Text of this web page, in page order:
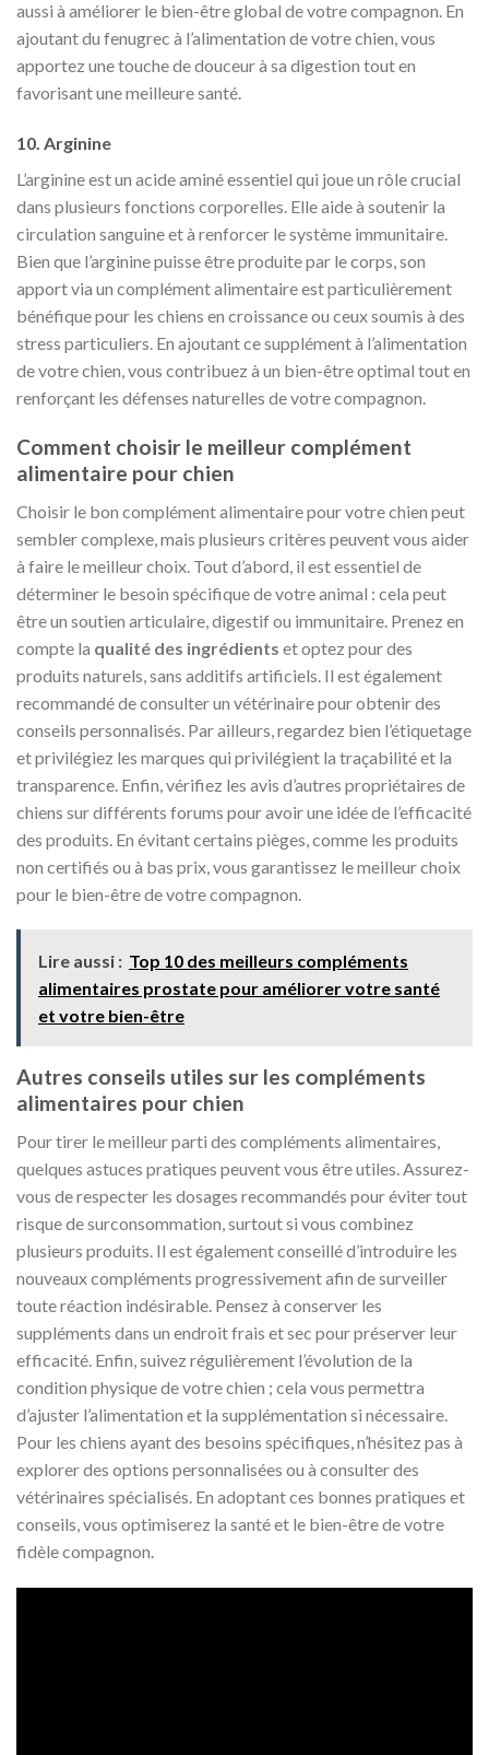
aussi à améliorer le bien-être global de votre compagnon. En
ajoutant du fenugrec à l’alimentation de votre chien, vous
apportez une touche de douceur à sa digestion tout en
favorisant une meilleure santé.
10. Arginine
L’arginine est un acide aminé essentiel qui joue un rôle crucial
dans plusieurs fonctions corporelles. Elle aide à soutenir la
circulation sanguine et à renforcer le système immunitaire.
Bien que l’arginine puisse être produite par le corps, son
apport via un complément alimentaire est particulièrement
bénéfique pour les chiens en croissance ou ceux soumis à des
stress particuliers. En ajoutant ce supplément à l’alimentation
de votre chien, vous contribuez à un bien-être optimal tout en
renforçant les défenses naturelles de votre compagnon.
Comment choisir le meilleur complément
alimentaire pour chien
Choisir le bon complément alimentaire pour votre chien peut
sembler complexe, mais plusieurs critères peuvent vous aider
à faire le meilleur choix. Tout d’abord, il est essentiel de
déterminer le besoin spécifique de votre animal : cela peut
être un soutien articulaire, digestif ou immunitaire. Prenez en
compte la qualité des ingrédients et optez pour des
produits naturels, sans additifs artificiels. Il est également
recommandé de consulter un vétérinaire pour obtenir des
conseils personnalisés. Par ailleurs, regardez bien l’étiquetage
et privilégiez les marques qui privilégient la traçabilité et la
transparence. Enfin, vérifiez les avis d’autres propriétaires de
chiens sur différents forums pour avoir une idée de l’efficacité
des produits. En évitant certains pièges, comme les produits
non certifiés ou à bas prix, vous garantissez le meilleur choix
pour le bien-être de votre compagnon.
Lire aussi : Top 10 des meilleurs compléments
alimentaires prostate pour améliorer votre santé
et votre bien-être
Autres conseils utiles sur les compléments
alimentaires pour chien
Pour tirer le meilleur parti des compléments alimentaires,
quelques astuces pratiques peuvent vous être utiles. Assurez-
vous de respecter les dosages recommandés pour éviter tout
risque de surconsommation, surtout si vous combinez
plusieurs produits. Il est également conseillé d’introduire les
nouveaux compléments progressivement afin de surveiller
toute réaction indésirable. Pensez à conserver les
suppléments dans un endroit frais et sec pour préserver leur
efficacité. Enfin, suivez régulièrement l’évolution de la
condition physique de votre chien ; cela vous permettra
d’ajuster l’alimentation et la supplémentation si nécessaire.
Pour les chiens ayant des besoins spécifiques, n’hésitez pas à
explorer des options personnalisées ou à consulter des
vétérinaires spécialisés. En adoptant ces bonnes pratiques et
conseils, vous optimiserez la santé et le bien-être de votre
fidèle compagnon.